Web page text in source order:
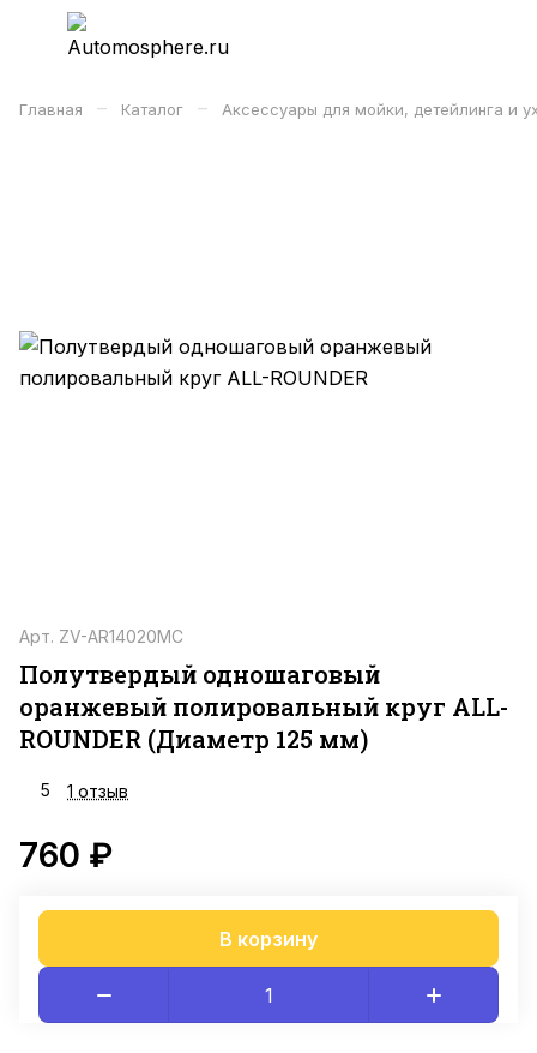
Главная – Каталог – Аксессуары для мойки, детейлинга и
Арт. ZV-AR14020MC
Полутвердый одношаговый
оранжевый полировальный круг ALL-
ROUNDER (Диаметр 125 мм)
5 1 отзыв
760 ₽
В корзину